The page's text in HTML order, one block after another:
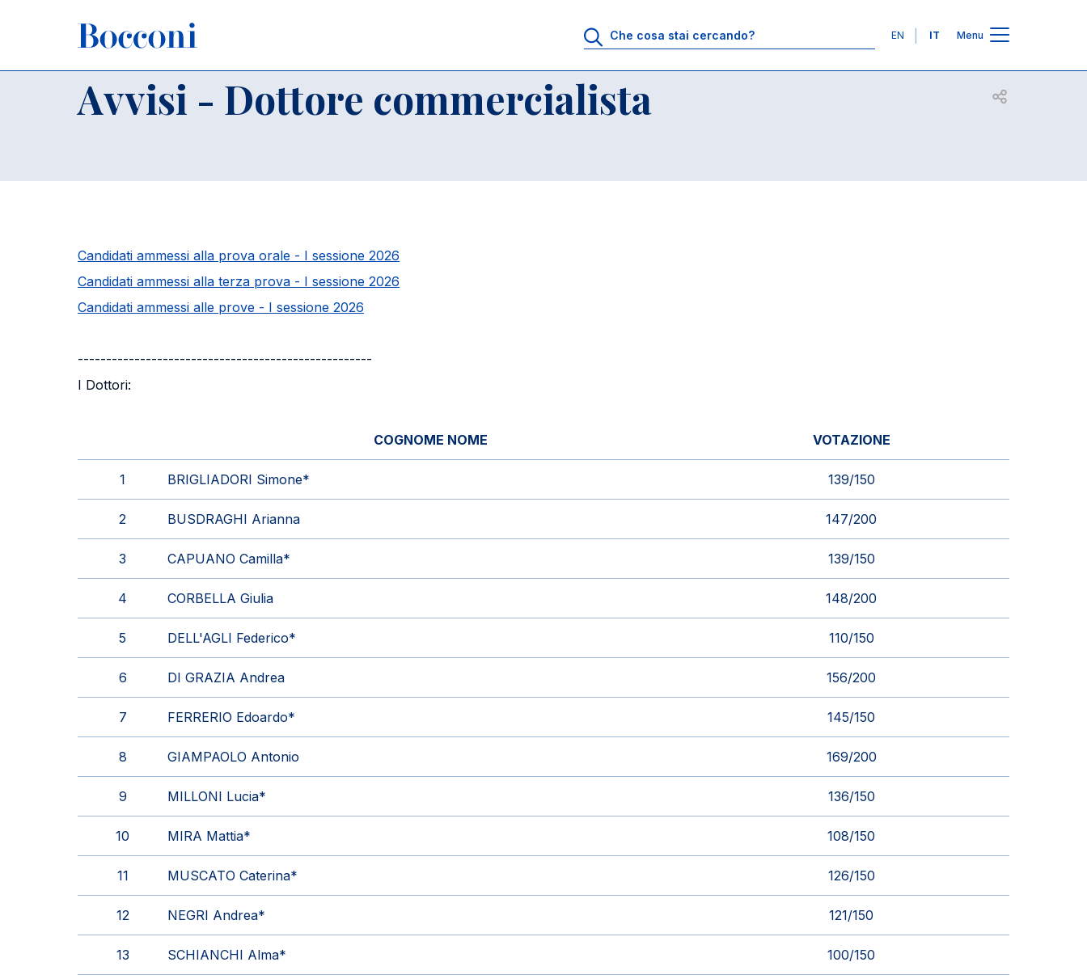
Lingue
EN IT Menu
Briciole di pane
Home Avvisi - Dottore commercialista
Avvisi - Dottore commercialista Apri per
Candidati ammessi alla prova orale - I sessione 2026
Candidati ammessi alla terza prova - I sessione 2026
Candidati ammessi alle prove - I sessione 2026
----------------------------------------------------
I Dottori:
COGNOME NOME VOTAZIONE
1 BRIGLIADORI Simone* 139/150
2 BUSDRAGHI Arianna 147/200
3 CAPUANO Camilla* 139/150
4 CORBELLA Giulia 148/200
5 DELL'AGLI Federico* 110/150
6 DI GRAZIA Andrea 156/200
7 FERRERIO Edoardo* 145/150
8 GIAMPAOLO Antonio 169/200
9 MILLONI Lucia* 136/150
10 MIRA Mattia* 108/150
11 MUSCATO Caterina* 126/150
12 NEGRI Andrea* 121/150
13 SCHIANCHI Alma* 100/150